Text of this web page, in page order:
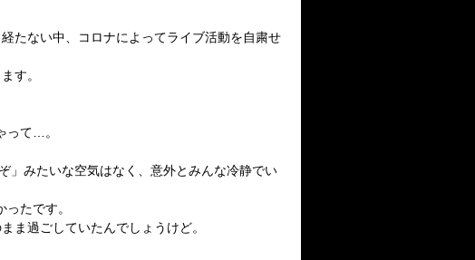
経たない中、コロナによってライブ活動を自粛せ
す。
って
。
」みたいな空気はなく、意外とみんな冷静でい
たです。
ま過ごしていたんでしょうけど。